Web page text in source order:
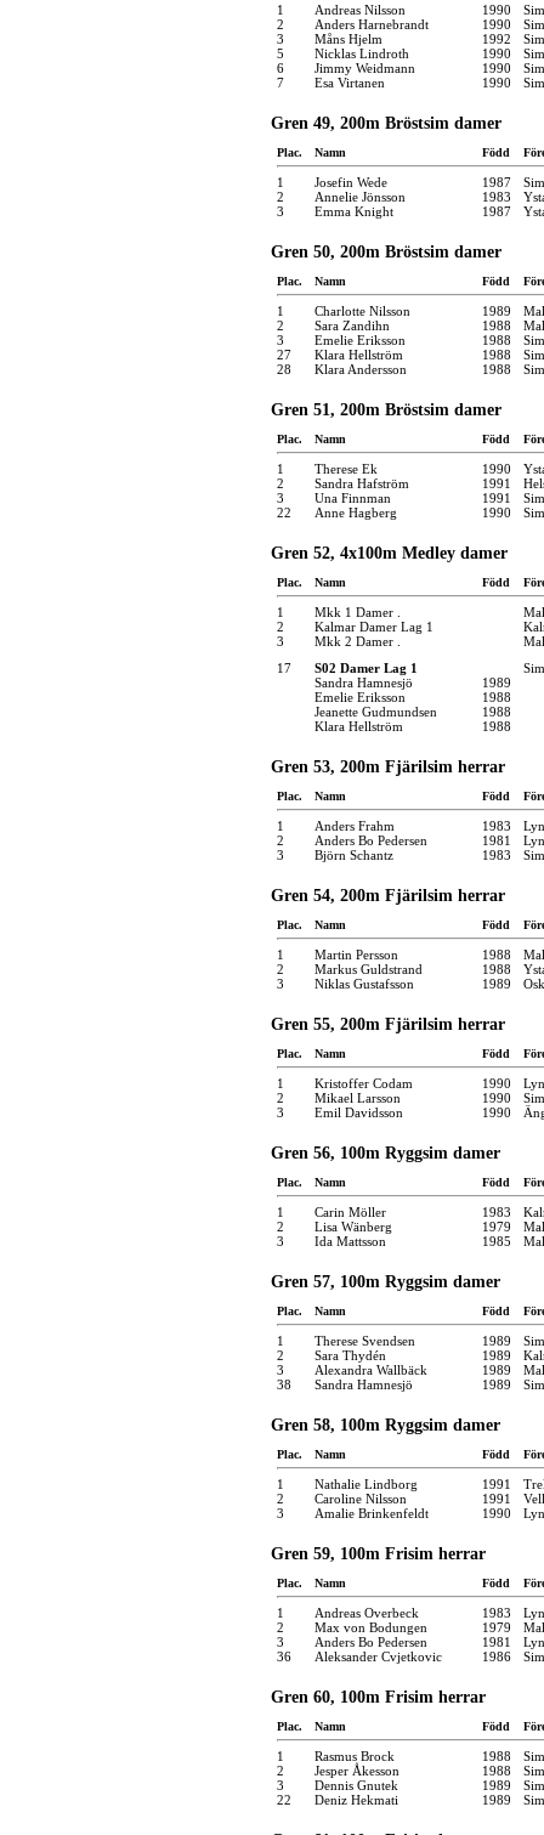
1 Andreas Nilsson 1990
2
Anders Harnebrandt 1990
3
Måns Hjelm 1992
5
Nicklas Lindroth 1990
6
Jimmy Weidmann 1990
7
Esa Virtanen 1990
Gren 49, 200m Bröstsim damer
Plac. Namn Född
1 Josefin Wede 1987
2
Annelie Jönsson 1983
3
Emma Knight 1987
Gren 50, 200m Bröstsim damer
Plac. Namn Född
1 Charlotte Nilsson 1989
2
Sara Zandihn 1988
3
Emelie Eriksson 1988
27
Klara Hellström 1988
28
Klara Andersson 1988
Gren 51, 200m Bröstsim damer
Plac. Namn Född
1 Therese Ek 1990
2
Sandra Hafström 1991
3
Una Finnman 1991
22
Anne Hagberg 1990
Gren 52, 4x100m Medley damer
Plac. Namn Född
1 Mkk 1 Damer .
2
Kalmar Damer Lag 1
3
Mkk 2 Damer .
17
S02 Damer Lag 1
Sandra Hamnesjö
1989
Emelie Eriksson
1988
Jeanette Gudmundsen
1988
Klara Hellström
1988
Gren 53, 200m Fjärilsim herrar
Plac. Namn Född
1 Anders Frahm 1983
2
Anders Bo Pedersen 1981
3
Björn Schantz 1983
Gren 54, 200m Fjärilsim herrar
Plac. Namn Född
1 Martin Persson 1988
2
Markus Guldstrand 1988
3
Niklas Gustafsson 1989
Gren 55, 200m Fjärilsim herrar
Plac. Namn Född
1 Kristoffer Codam 1990
2
Mikael Larsson 1990
3
Emil Davidsson 1990
Gren 56, 100m Ryggsim damer
Plac. Namn Född
1 Carin Möller 1983
2
Lisa Wänberg 1979
3
Ida Mattsson 1985
Gren 57, 100m Ryggsim damer
Plac. Namn Född
1 Therese Svendsen 1989
2
Sara Thydén 1989
3
Alexandra Wallbäck 1989
38
Sandra Hamnesjö 1989
Gren 58, 100m Ryggsim damer
Plac. Namn Född
1 Nathalie Lindborg 1991
2
Caroline Nilsson 1991
3
Amalie Brinkenfeldt 1990
Gren 59, 100m Frisim herrar
Plac. Namn Född
1 Andreas Overbeck 1983
2
Max von Bodungen 1979
3
Anders Bo Pedersen 1981
36
Aleksander Cvjetkovic 1986
Gren 60, 100m Frisim herrar
Plac. Namn Född
1 Rasmus Brock 1988
2
Jesper Åkesson 1988
3
Dennis Gnutek 1989
22
Deniz Hekmati 1989